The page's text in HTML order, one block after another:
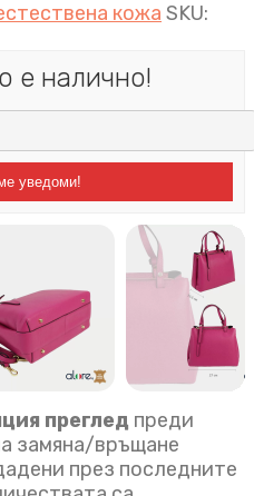
кожа SKU:
е налично!
уведоми!
преглед преди
замяна/връщане
през последните